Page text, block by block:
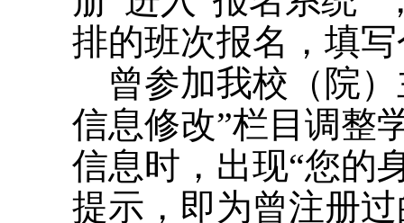
排的班次报名，填
曾参加我校（院）
信息修改”栏目调整
信息时，出现“您的
提示，即为曾注册